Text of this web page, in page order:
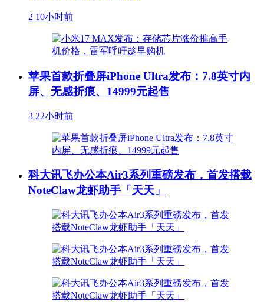
2 10小时前
苹果首款折叠屏iPhone Ultra发布：7.8英寸内
屏、无感折痕、14999元起售
3 22小时前
科大讯飞办公本Air3系列重磅发布，首发搭载
NoteClaw龙虾助手「天天」